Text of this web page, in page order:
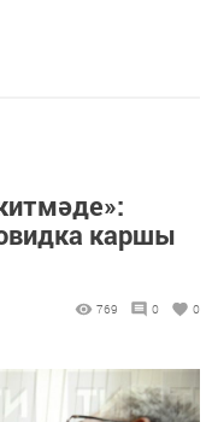
каршы
769 0 0